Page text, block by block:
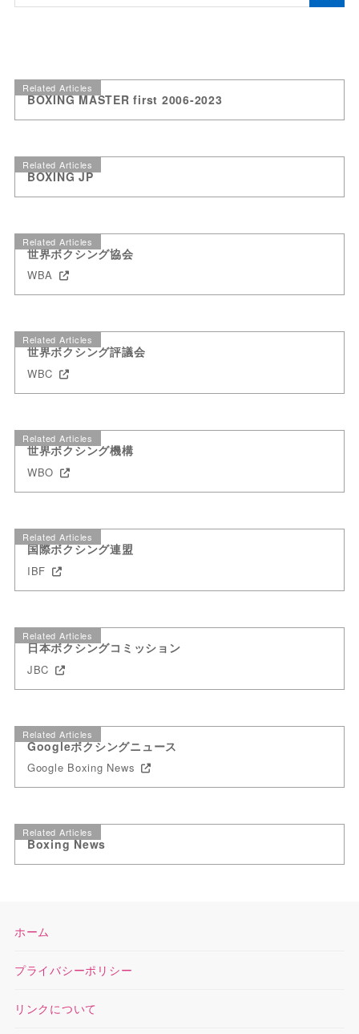
Related Articles
BOXING MASTER first 2006-2023
Related Articles
BOXING JP
Related Articles
世界ボクシング協会
WBA
Related Articles
世界ボクシング評議会
WBC
Related Articles
世界ボクシング機構
WBO
Related Articles
国際ボクシング連盟
IBF
Related Articles
日本ボクシングコミッション
JBC
Related Articles
Googleボクシングニュース
Google Boxing News
Related Articles
Boxing News
ホーム
プライバシーポリシー
リンクについて